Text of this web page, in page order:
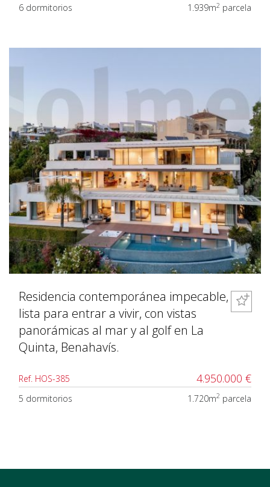
6 dormitorios 1.939m2 parcela
Residencia contemporánea impecable,
lista para entrar a vivir, con vistas
panorámicas al mar y al golf en La
Quinta, Benahavís.
Ref. HOS-385 4.950.000 €
5 dormitorios 1.720m2 parcela